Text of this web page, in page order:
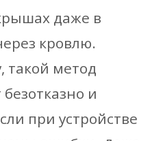
даже в
кровлю.
такой метод
и
при устройстве